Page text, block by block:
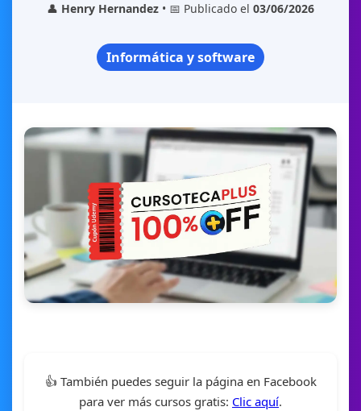
👤 Henry Hernandez • 📅 Publicado el 03/06/2026
Informática y software
👍 También puedes seguir la página en Facebook
para ver más cursos gratis: Clic aquí.